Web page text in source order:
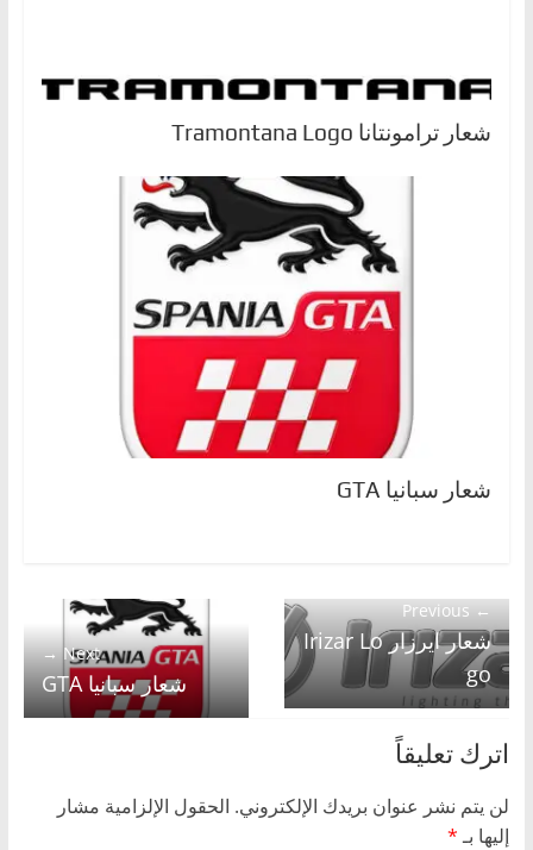
شعار ترامونتانا Tramontana Logo
شعار سبانيا GTA
← Previous
شعار ايرزار Irizar Lo
go
Next →
شعار سبانيا GTA
اترك تعليقاً
لن يتم نشر عنوان بريدك الإلكتروني. الحقول الإلزامية مشار
إليها بـ*